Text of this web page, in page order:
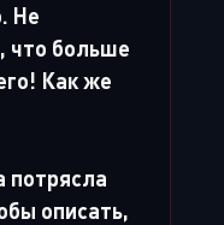
Не
что больше
Как же
потрясла
описать,